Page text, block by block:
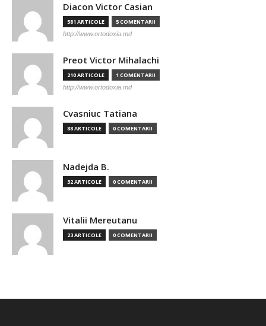
Diacon Victor Casian
581 ARTICOLE 5 COMENTARII
http://www.ortodoxia.md
Preot Victor Mihalachi
210 ARTICOLE 1 COMENTARII
http://www.ortodoxia.md
Cvasniuc Tatiana
88 ARTICOLE 0 COMENTARII
Nadejda B.
32 ARTICOLE 0 COMENTARII
Vitalii Mereutanu
23 ARTICOLE 0 COMENTARII